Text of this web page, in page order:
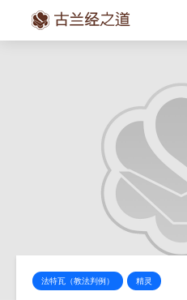
法特瓦（教法判例） 精灵